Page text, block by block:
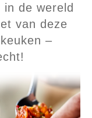
de wereld
van deze
–